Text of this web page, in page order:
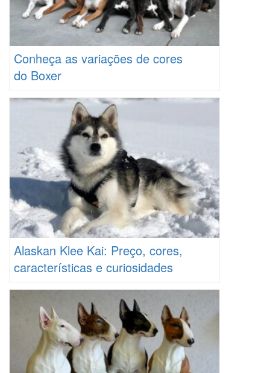
Conheça as variações de cores
do Boxer
Alaskan Klee Kai: Preço, cores,
características e curiosidades